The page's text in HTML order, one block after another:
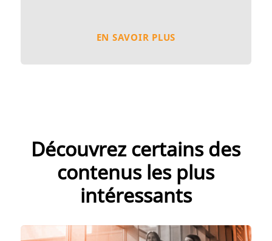
EN SAVOIR PLUS
Découvrez certains des
contenus les plus
intéressants